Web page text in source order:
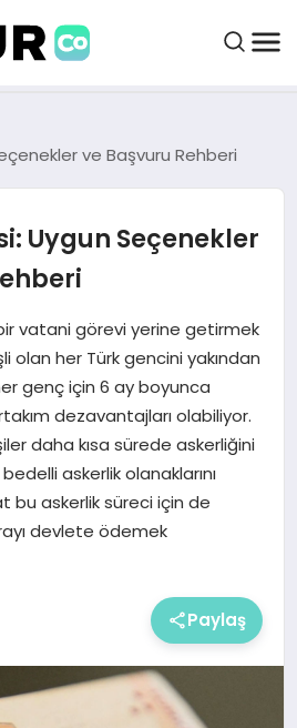
ve Başvuru Rehberi
Uygun Seçenekler
vatani görevi yerine getirmek
olan her Türk gencini yakından
genç için 6 ay boyunca
dezavantajları olabiliyor.
daha kısa sürede askerliğini
askerlik olanaklarını
bu askerlik süreci için de
devlete ödemek
Paylaş